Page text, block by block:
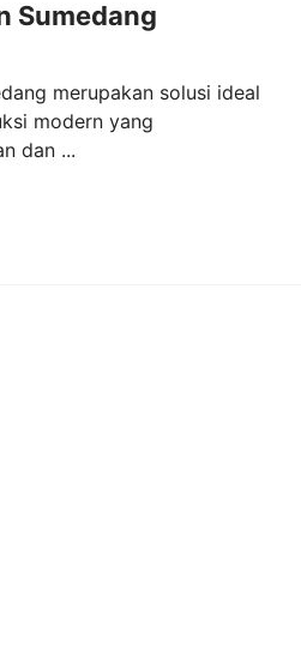
Sumedang
merupakan solusi ideal
modern yang
dan ...